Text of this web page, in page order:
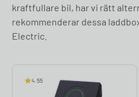
kraftfullare bil, har vi rätt
rekommenderar dessa
Electric.
4.55